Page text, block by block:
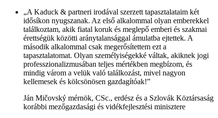
„A Kaduck & partneri irodával szerzett tapasztalataim két
idősíkon nyugszanak. Az első alkalommal olyan emberekkel
találkoztam, akik fiatal koruk és meglepő emberi és szakmai
érettségük közötti aránytalansággal ámulatba ejtettek. A
második alkalommal csak megerősítettem ezt a
tapasztalatomat. Olyan személyiségekké váltak, akiknek jogi
professzionalizmusában teljes mértékben megbízom, és
mindig várom a velük való találkozást, mivel nagyon
kellemesek és kölcsönösen gazdagítóak!”
Ján Mičovský mérnök, CSc., erdész és a Szlovák Köztársaság
korábbi mezőgazdasági és vidékfejlesztési minisztere